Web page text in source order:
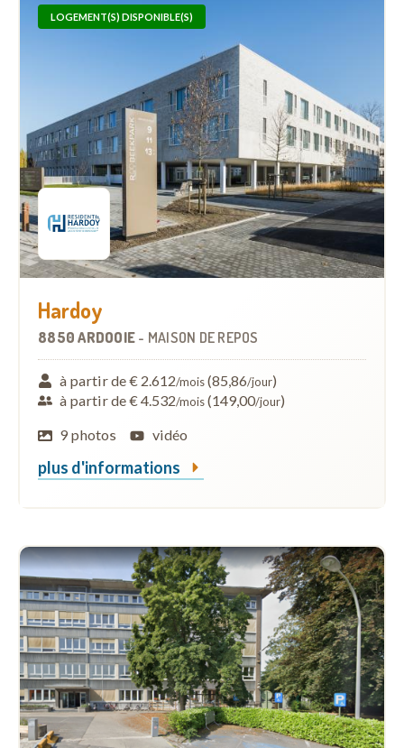
LOGEMENT(S) DISPONIBLE(S)
Hardoy
8850 ARDOOIE - MAISON DE REPOS
à partir de € 2.612/mois(85,86/jour)
à partir de € 4.532/mois(149,00/jour)
9 photos
vidéo
plus d'informations